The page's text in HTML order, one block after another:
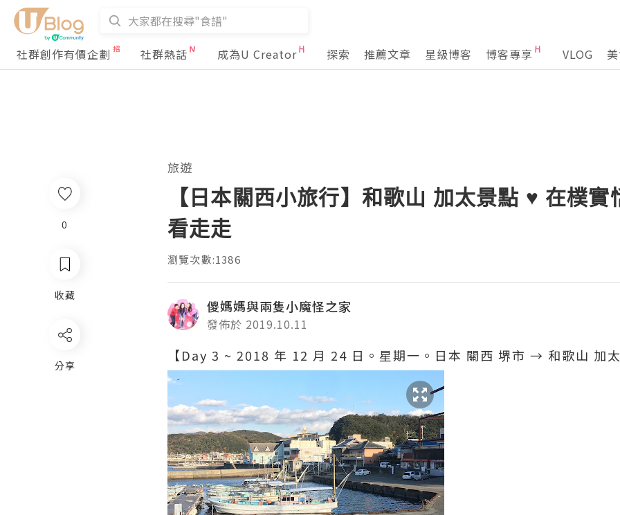
社群創作有價企劃 社群熱話 成為U Creator 探索 推薦文章 星級博客 博客專享 VLOG
0
收藏
分享
旅遊
【日本關西小旅行】和歌山 加太景點 ♥ 在樸
看走走
瀏覽次數:1386
儍媽媽與兩隻小魔怪之家
發佈於 2019.10.11
【Day 3 ~ 2018 年 12 月 24 日。星期一。日本 關西 堺市 → 和歌山 加